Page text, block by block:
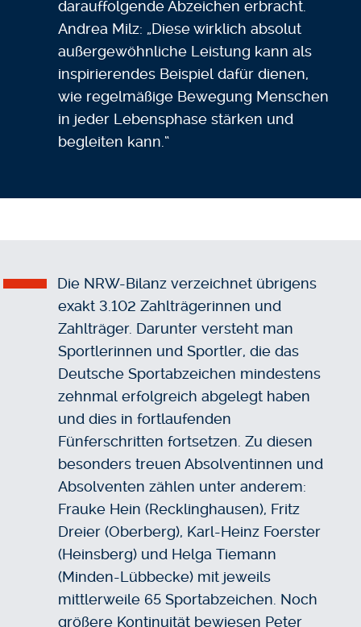
darauffolgende Abzeichen erbracht.
Andrea Milz: „Diese wirklich absolut
außergewöhnliche Leistung kann als
inspirierendes Beispiel dafür dienen,
wie regelmäßige Bewegung Menschen
in jeder Lebensphase stärken und
begleiten kann.“
Die NRW-Bilanz verzeichnet übrigens
exakt 3.102 Zahlträgerinnen und
Zahlträger. Darunter versteht man
Sportlerinnen und Sportler, die das
Deutsche Sportabzeichen mindestens
zehnmal erfolgreich abgelegt haben
und dies in fortlaufenden
Fünferschritten fortsetzen. Zu diesen
besonders treuen Absolventinnen und
Absolventen zählen unter anderem:
Frauke Hein (Recklinghausen), Fritz
Dreier (Oberberg), Karl-Heinz Foerster
(Heinsberg) und Helga Tiemann
(Minden-Lübbecke) mit jeweils
mittlerweile 65 Sportabzeichen. Noch
größere Kontinuität bewiesen Peter